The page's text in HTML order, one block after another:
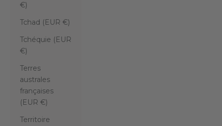
€)
Tchad (EUR €)
Tchéquie (EUR
€)
Terres
australes
françaises
(EUR €)
Territoire